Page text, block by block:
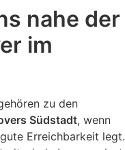
nahe der
im
zu den
Südstadt, wenn
Erreichbarkeit legt.